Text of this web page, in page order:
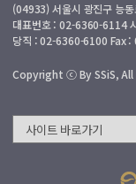
(04933) 서울시 광진구 능
대표번호 : 02-6360-6114
당직 : 02-6360-6100 Fax
Copyright ⓒ By SSiS,